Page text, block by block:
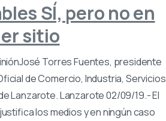
SÍ, pero no en
sitio
Torres Fuentes, presidente
de Comercio, Industria, Servicios
Lanzarote. Lanzarote 02/09/19.- El
los medios y en ningún caso